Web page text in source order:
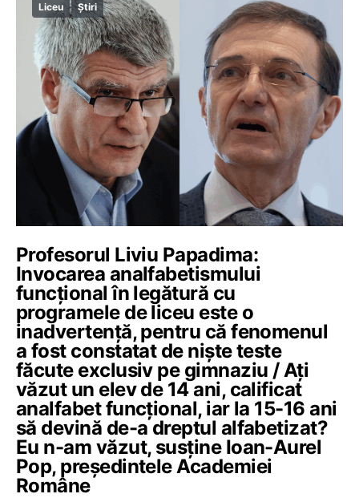
Liceu Știri
Profesorul Liviu Papadima:
Invocarea analfabetismului
funcțional în legătură cu
programele de liceu este o
inadvertență, pentru că fenomenul
a fost constatat de niște teste
făcute exclusiv pe gimnaziu / Ați
văzut un elev de 14 ani, calificat
analfabet funcțional, iar la 15-16 ani
să devină de-a dreptul alfabetizat?
Eu n-am văzut, susține Ioan-Aurel
Pop, președintele Academiei
Române